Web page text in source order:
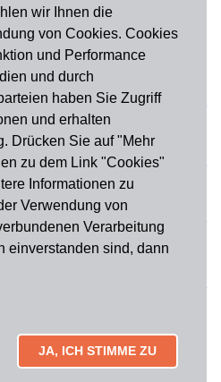
wir Ihnen die
von Cookies. Cookies
und Performance
und durch
haben Sie Zugriff
und erhalten
Drücken Sie auf "Mehr
zu dem Link "Cookies"
Informationen zu
Verwendung von
Verarbeitung
einverstanden sind, dann
JA, ICH STIMME ZU